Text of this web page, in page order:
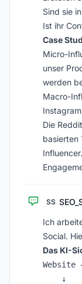
Sind sie
Ist ihr
Case
Micro-
unser
werden
Macro-
Die
basierten
Influencer.
SS
Ich
Social.
Das KI-
↓